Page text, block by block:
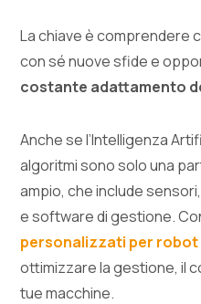
La chiave è comprendere
con sé nuove sfide e
costante adattamento
Anche se l’Intelligenza
algoritmi sono solo una
ampio, che include
e software di gestione.
personalizzati per robot
ottimizzare la gestione, il
tue macchine.